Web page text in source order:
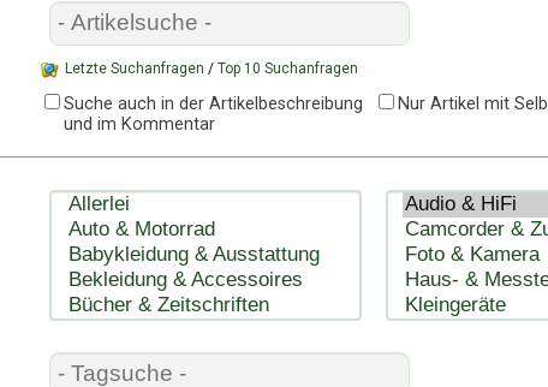
Letzte Suchanfragen / Top 10 Suchanfragen
Suche auch in der Artikelbeschreibung
und im Kommentar
Nur Artikel mit